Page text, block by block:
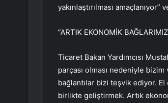
yakınlaştırılması
“ARTIK EKONOMİK
Ticaret Bakan Yardımcısı
parçası olması nedeniyle
bağlantılar bizi teşvik ediyor. El
birlikte geliştirmek. Artık